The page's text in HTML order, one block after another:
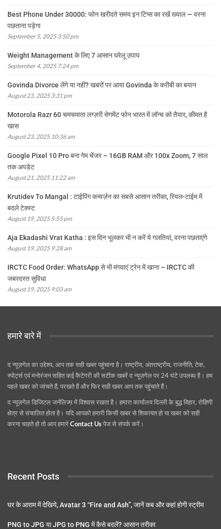
Best Phone Under 30000: फोन खरीदते समय इन टिप्स का रखें ख्याल — वरना
पछताना पड़ेगा
September 5, 2025 3:50 pm
Weight Management के लिए 7 आसान घरेलू उपाय
September 4, 2025 7:24 pm
Govinda Divorce लेंगे या नहीं? खबरों पर आया Govinda के करीबी का बयान
August 23, 2025 3:31 pm
Motorola Razr 60 चमचमाता लग्ज़री सेगमेंट फोन भारत में लॉन्च को तैयार, कीमत है
खास
August 23, 2025 10:36 am
Google Pixel 10 Pro बना गेम चेंजर – 16GB RAM और 100x Zoom, 7 साल
तक अपडेट
August 21, 2025 11:22 am
Krutidev To Mangal : टाईपिंग कन्वर्ज़न का सबसे आसान तरीका, रियल-टाईम में
बदले टेक्स्ट
August 19, 2025 5:55 pm
Aja Ekadashi Vrat Katha : इस दिन भूलकर भी न करें ये गलतियां, वरना पछताएंगे
August 19, 2025 9:28 am
IRCTC Food Order: WhatsApp से भी मंगवाएं ट्रेन में खाना – IRCTC की
जबरदस्त सुविधा
August 19, 2025 9:03 am
हमारे बारे में
द न्यूज़गेल का उद्देश्य, आप तक सही खबर पहुंचाना है। राष्ट्रीय, अंतराष्ट्रीय, राजनीति, टेक,
स्पोर्ट्स एवं मनोरंजन सहित कई कैटेगरी की सटीक खबरें द न्यूज़गेल पर 24 घंटे उपलब्ध है। हम
पहले खबर को जांचते हैं, परखते हैं और फिर सही खबर आप तक पहुंचाते हैं।
द न्यूज़गेल डिजिटल जर्नलिज्म़ में विश्वास रखता है। हमारा कार्यालय दिल्ली के बुद्ध विहार, रोहिणी
क्षेत्र से संचालित होता है। यदि आपको हमारी किसी खबर से शिकायत हो या खबर को सही
करना चाहते हो तो आप हमारेContact Usपेज से संपर्क करें।
Recent Posts
घर के आराम में देखिये, Avatar 3 “Fire and Ash”, जानें कब और कहां होगी स्ट्रीम
PNG to JPG या JPG to PNG में कैसे बदलें? आसान तरीका